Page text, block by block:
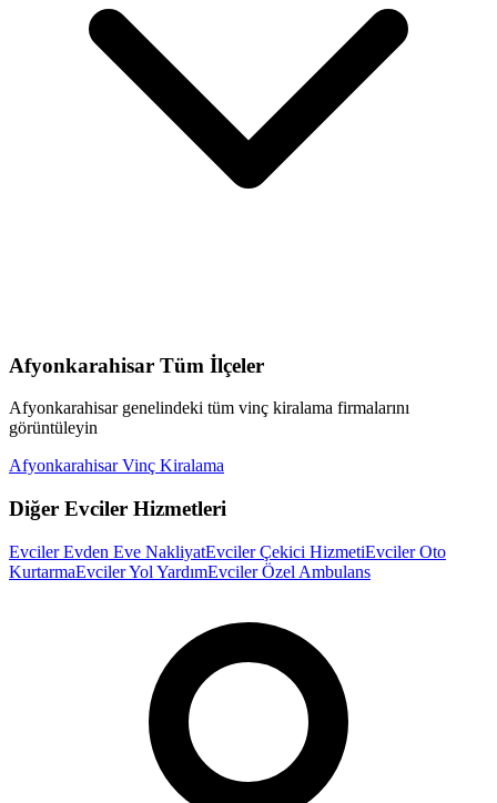
Afyonkarahisar Tüm İlçeler
Afyonkarahisargenelindeki tüm vinç kiralama firmalarını
görüntüleyin
Afyonkarahisar Vinç Kiralama
Diğer Evciler Hizmetleri
Evciler Evden Eve NakliyatEvciler Çekici HizmetiEvciler Oto
KurtarmaEvcilerYol YardımEvciler Özel Ambulans